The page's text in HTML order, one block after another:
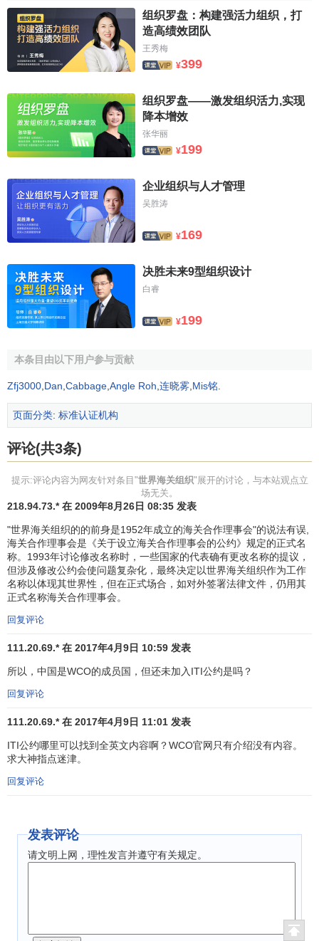
港和澳门分别于1987年和1993年作为单独关境区（非主权国
家的身份）加入WCO。
世界海关组织的一般原则
世界海关组织是唯一在世界范围内专门研究海关事务的
政府间国际组织 ，为了履行使命，WCO承担以下职责:
1、负责制订、维护、支持和推广有关其制定的国际性文
件，以协调和统一各成员采用协调和简化的海关制度和手
续，对货物、人员和运输工具的进出境活动进行监管，促进
各国的经济贸易发展和社会安定。
2、加强对各成员的工作，使各成员通过有效的监管和执
法保证各国的法律得到遵守，特别是通过努力，最大程度地
成效，打击各种违犯海关法规的行为。
3、通过促进成员之间及其与其它国际组织之间的交流和
合作，注重
人力资源 的开发，改善海关的
新形势的变化。
WCO使用两种正式语言，即英语和法语。但是，西班牙
语也被作为一种工作语言，在估价技术委员会上用于讨论
“GATT/WTO估价协议”所涉及的估价问题；西班牙语和俄语
还被用于涉及有关“1972年集装箱海关公约”方面的工作。最
近，西班牙语又被作为在原产地规则技术委员会中使用的正
式工作语言。
WCO的年度财政预算主要来源于各成员缴纳的会费，基
本是按照联合国会费分摊方法计算。最低会费为预算额度的
0.15％。我国缴纳的会费约为400万比利时法郎 ，占会费总额
的0.76%。
世界海关组织的职责和目标
即：
1、从技术角度对海关制度和相关的经济因素进行审议，
以便提出获得最高程度协调和统一的实际方法；
2、起草公约；
3、提出建议，确保公约的统一解释和实施；
4、从
5、主动或应请求，向有关成员政府提供海关事务方面的
资料或意见；
组织罗盘：构建强活力组织，打
造高绩效团队
王秀梅
¥399
组织罗盘——激发组织活力,实现
降本增效
张华丽
¥199
企业组织与人才管理
吴胜涛
¥169
决胜未来9型组织设计
白睿
¥199
本条目由以下用户参与贡献
Zfj3000 Dan Cabbage Angle Roh 连晓雾 Mis铭
页面分类: 标准认证机构
评论(共3条)
提示:评论内容为网友针对条目"世界海关组织"展开的讨论，与本站观点立
场无关。
218.94.73.* 在 2009年8月26日 08:35 发表
"世界海关组织的的前身是1952年成立的海关合作理事会"的说法有误,
海关合作理事会是《关于设立海关合作理事会的公约》规定的正式名
称。1993年讨论修改名称时，一些国家的代表确有更改名称的提议，
但涉及修改公约会使问题复杂化，最终决定以世界海关组织作为工作
名称以体现其世界性，但在正式场合，如对外签署法律文件，仍用其
正式名称海关合作理事会。
回复评论
111.20.69.* 在 2017年4月9日 10:59 发表
所以，中国是WCO的成员国，但还未加入ITI公约是吗？
回复评论
111.20.69.* 在 2017年4月9日 11:01 发表
ITI公约哪里可以找到全英文内容啊？WCO官网只有介绍没有内容。
求大神指点迷津。
回复评论
发表评论
请文明上网，理性发言并遵守有关规定。